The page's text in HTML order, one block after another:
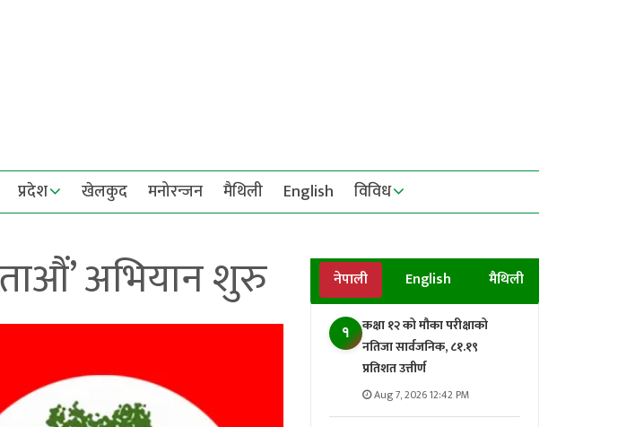
प्रदेश खेलकुद मनोरन्जन मैथिली English विविध
अभियान शुरु नेपाली English मैथिली
१
कक्षा १२ को मौका परीक्षाको
नतिजा सार्वजनिक, ८१.१९
प्रतिशत उत्तीर्ण
Aug 7, 2026 12:42 PM